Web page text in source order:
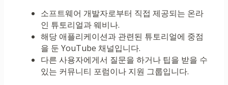
소프트웨어 개발자로부터 직접 제공되는 온라
인 튜토리얼과 웨비나.
해당 애플리케이션과 관련된 튜토리얼에 중점
을 둔 YouTube 채널입니다.
다른 사용자에게서 질문을 하거나 팁을 받을 수
있는 커뮤니티 포럼이나 지원 그룹입니다.